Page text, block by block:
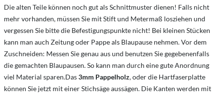
Die alten Teile können noch gut als Schnittmuster dienen! Falls nicht
mehr vorhanden, müssen Sie mit Stift und Metermaß losziehen und
vergessen Sie bitte die Befestigungspunkte nicht! Bei kleinen Stücken
kann man auch Zeitung oder Pappe als Blaupause nehmen. Vor dem
Zuschneiden: Messen Sie genau aus und benutzen Sie gegebenenfalls
die gemachten Blaupausen. So kann man durch eine gute Anordnung
viel Material sparen.Das3mm Pappelholz, oder die Hartfaserplatte
können Sie jetzt mit einer Stichsäge aussägen. Die Kanten werden mit